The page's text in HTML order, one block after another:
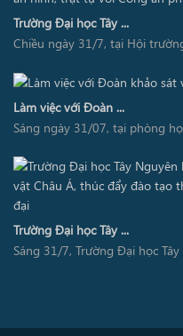
Trường Đại học Tây ...
Chiều ngày 31/7, tại Hội
Làm việc với Đoàn ...
Sáng ngày 31/07, tại phòng
Trường Đại học Tây ...
Sáng 31/7, Trường Đại học